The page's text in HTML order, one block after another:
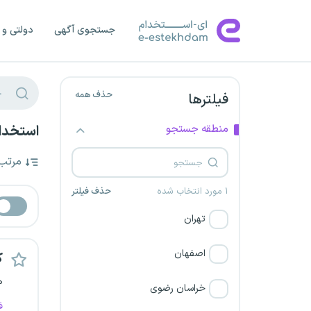
جستجوی آگهی دولتی
فیلترها حذف همه
منطقه جستجو
۱ مورد انتخاب شده حذف فیلتر
تهران
اصفهان
خراسان رضوی